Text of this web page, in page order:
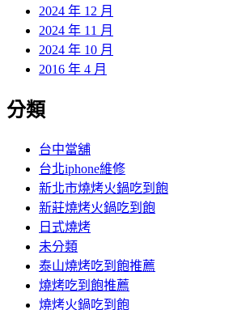
2024 年 12 月
2024 年 11 月
2024 年 10 月
2016 年 4 月
分類
台中當舖
台北iphone維修
新北市燒烤火鍋吃到飽
新莊燒烤火鍋吃到飽
日式燒烤
未分類
泰山燒烤吃到飽推薦
燒烤吃到飽推薦
燒烤火鍋吃到飽